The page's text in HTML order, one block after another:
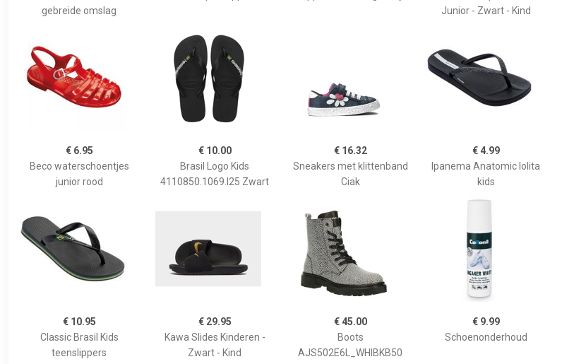
gebreide omslag
Junior - Zwart - Kind
€ 6.95
Beco waterschoentjes
junior rood
€ 10.00
Brasil Logo Kids
4110850.1069.I25 Zwart
€ 16.32
Sneakers met klittenband
Ciak
€ 4.99
Ipanema Anatomic lolita
kids
€ 10.95
Classic Brasil Kids
teenslippers
€ 29.95
Kawa Slides Kinderen -
Zwart - Kind
€ 45.00
Boots
AJS502E6L_WHIBKB50
€ 9.99
Schoenonderhoud